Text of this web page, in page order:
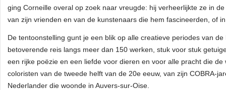
ging Corneille overal op zoek naar vreugde: hij verheerlijkte ze in
van zijn vrienden en van de kunstenaars die hem fascineerden, of
De tentoonstelling gunt je een blik op alle creatieve periodes van
betoverende reis langs meer dan 150 werken, stuk voor stuk
een rijke poëzie en een liefde voor dieren en voor alle pracht die
coloristen van de tweede helft van de 20e eeuw, van zijn COBRA-
Nederlander die woonde in Auvers-sur-Oise.